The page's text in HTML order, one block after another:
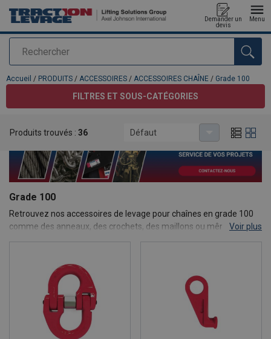
Rechercher
Demander un
devis
Menu
Ajouté au panier
Accueil / PRODUITS / ACCESSOIRES / ACCESSOIRES CHAÎNE / Grade 100
FILTRES ET SOUS-CATÉGORIES
Grade 100
Retrouvez nos accessoires de levage pour chaînes en grade 100
comme des anneaux, des crochets, des maillons ou même des
Voir plus
Produits trouvés : 36 Défaut